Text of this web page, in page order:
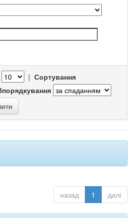
| Сортування
назад 1 далі